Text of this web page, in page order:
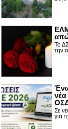
Το
την
Σε
για